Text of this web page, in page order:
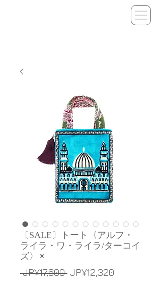
〔SALE〕トート〈アルフ・
ライラ・ワ・ライラ/ターコイ
ズ〉✴︎
JP¥17,600 일
JP¥12,320